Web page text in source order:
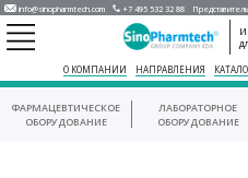
info@sinopharmtech.com +7 495 532 32 88
О КОМПАНИИ НАПРАВЛЕНИЯ
ФАРМАЦЕВТИЧЕСКОЕ
ОБОРУДОВАНИЕ
ЛАБОРАТОРНОЕ
ОБОРУДОВАНИЕ